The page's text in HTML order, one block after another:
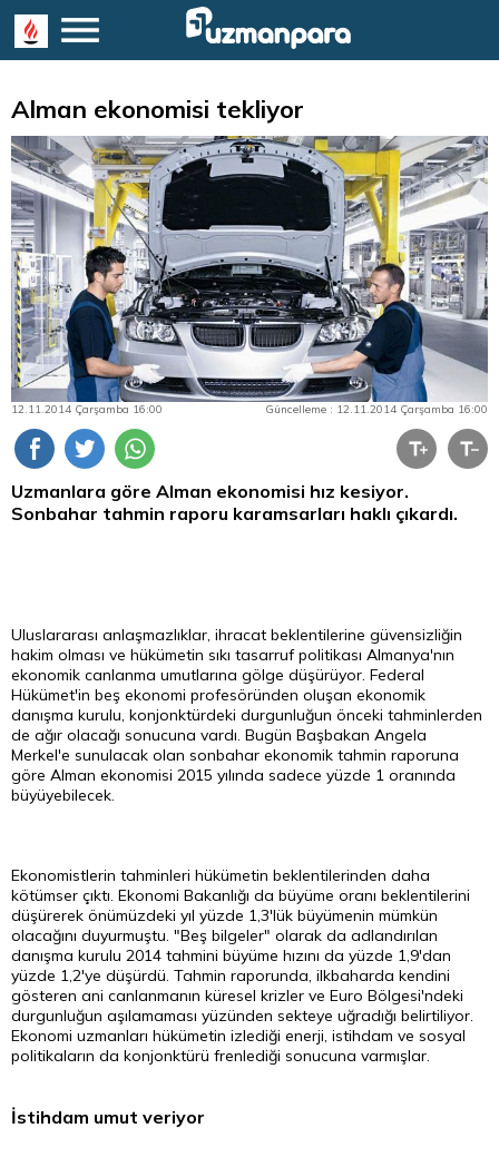
Alman ekonomisi tekliyor
12.11.2014 Çarşamba 16:00 Güncelleme : 12.11.2014 Çarşamba 16:00
Uzmanlara göre Alman ekonomisi hız kesiyor.
Sonbahar tahmin raporu karamsarları haklı çıkardı.
Uluslararası anlaşmazlıklar, ihracat beklentilerine güvensizliğin
hakim olması ve hükümetin sıkı tasarruf politikası Almanya'nın
ekonomik canlanma umutlarına gölge düşürüyor. Federal
Hükümet'in beş ekonomi profesöründen oluşan ekonomik
danışma kurulu, konjonktürdeki durgunluğun önceki tahminlerden
de ağır olacağı sonucuna vardı. Bugün Başbakan Angela
Merkel'e sunulacak olan sonbahar ekonomik tahmin raporuna
göre Alman ekonomisi 2015 yılında sadece yüzde 1 oranında
büyüyebilecek.
Ekonomistlerin tahminleri hükümetin beklentilerinden daha
kötümser çıktı. Ekonomi Bakanlığı da büyüme oranı beklentilerini
düşürerek önümüzdeki yıl yüzde 1,3'lük büyümenin mümkün
olacağını duyurmuştu. "Beş bilgeler" olarak da adlandırılan
danışma kurulu 2014 tahmini büyüme hızını da yüzde 1,9'dan
yüzde 1,2'ye düşürdü. Tahmin raporunda, ilkbaharda kendini
gösteren ani canlanmanın küresel krizler ve Euro Bölgesi'ndeki
durgunluğun aşılamaması yüzünden sekteye uğradığı belirtiliyor.
Ekonomi uzmanları hükümetin izlediği enerji, istihdam ve sosyal
politikaların da konjonktürü frenlediği sonucuna varmışlar.
İstihdam umut veriyor